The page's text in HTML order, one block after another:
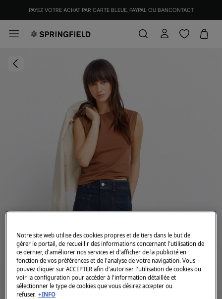
PAYEZ VOTRE ACHAT PAR CARTE BLEUE, PAYPAL OU BANCONTACT
Notre site web utilise des cookies propres et de tiers dans le but de
gérer le portail, de recueillir des informations concernant l'utilisation de
ce dernier, d'améliorer nos services et d'afficher de la publicité en
fonction de vos préférences et de l'analyse de votre navigation. Vous
pouvez cliquer sur ACCEPTER afin d'autoriser l'utilisation de cookies ou
voir la configuration pour accéder à l'information détaillée et
sélectionner le type de cookies que vous désirez accepter ou
refuser. +INFO